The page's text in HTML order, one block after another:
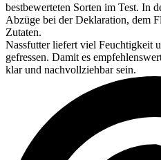
bestbewerteten Sorten im Test. In
Abzüge bei der Deklaration, dem
Zutaten.
Nassfutter liefert viel Feuchtigkeit
gefressen. Damit es
klar und nachvollziehbar sein.